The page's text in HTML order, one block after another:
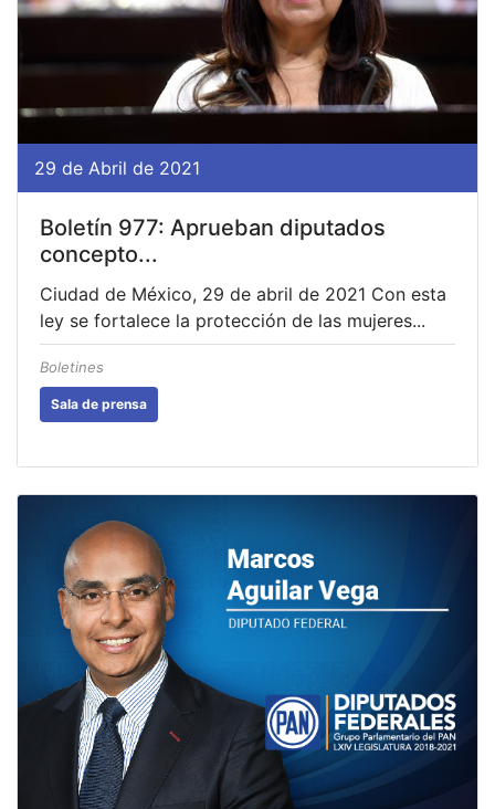
29 de Abril de 2021
Boletín 977: Aprueban diputados
concepto...
Ciudad de México, 29 de abril de 2021 Con esta
ley se fortalece la protección de las mujeres...
Boletines
Sala de prensa